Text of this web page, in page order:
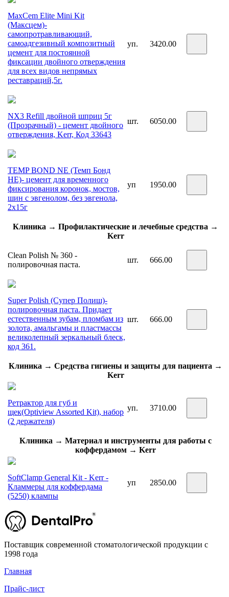
MaxCem Elite Mini Kit
(Максцем)-
самопротравливающий,
самоадгезивный композитный
цемент для постоянной
фиксации двойного отверждения
для всех видов непрямых
реставраций,5г.
уп. 3420.00
NX3 Refill двойной шприц 5г
(Прозрачный) - цемент двойного
отверждения, Kerr, Код 33643
шт. 6050.00
TEMP BOND NE (Темп Бонд
НЕ)- цемент для временного
фиксирования коронок, мостов,
шин с эвгенолом, без эвгенола,
2х15г
уп 1950.00
Клиника → Профилактические и лечебные средства →
Kerr
Clean Polish № 360 -
полировочная паста.
шт. 666.00
Super Polish (Супер Полиш)-
полировочная паста. Придает
естественным зубам, пломбам из
золота, амальгамы и пластмассы
великолепный зеркальный блеск,
код 361.
шт. 666.00
Клиника → Средства гигиены и защиты для пациента →
Kerr
Ретрактор для губ и
щек(Optiview Assorted Kit), набор
(2 держателя)
уп. 3710.00
Клиника → Материал и инструменты для работы с
коффердамом → Kerr
SoftClamp General Kit - Kerr -
Кламмеры для коффердама
(5250) клампы
уп 2850.00
Поставщик современной стоматологической продукции с
1998 года
Главная
Прайс-лист